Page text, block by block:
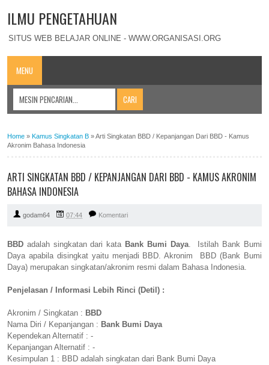
ILMU PENGETAHUAN
SITUS WEB BELAJAR ONLINE - WWW.ORGANISASI.ORG
MENU
Home » Kamus Singkatan B »Arti Singkatan BBD / Kepanjangan Dari BBD - Kamus
Akronim Bahasa Indonesia
ARTI SINGKATAN BBD / KEPANJANGAN DARI BBD - KAMUS AKRONIM
BAHASA INDONESIA
godam64 07:44 Komentari
BBD adalah singkatan dari kata Bank Bumi Daya. Istilah Bank Bumi
Daya apabila disingkat yaitu menjadi BBD. Akronim BBD (Bank Bumi
Daya) merupakan singkatan/akronim resmi dalam Bahasa Indonesia.
Penjelasan / Informasi Lebih Rinci (Detil) :
Akronim / Singkatan : BBD
Nama Diri / Kepanjangan : Bank Bumi Daya
Kependekan Alternatif : -
Kepanjangan Alternatif : -
Kesimpulan 1 : BBD adalah singkatan dari Bank Bumi Daya